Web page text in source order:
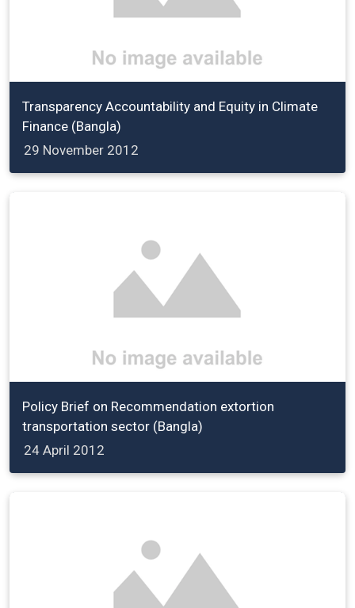
Transparency Accountability and Equity in Climate
Finance (Bangla)
29 November 2012
Policy Brief on Recommendation extortion
transportation sector (Bangla)
24 April 2012